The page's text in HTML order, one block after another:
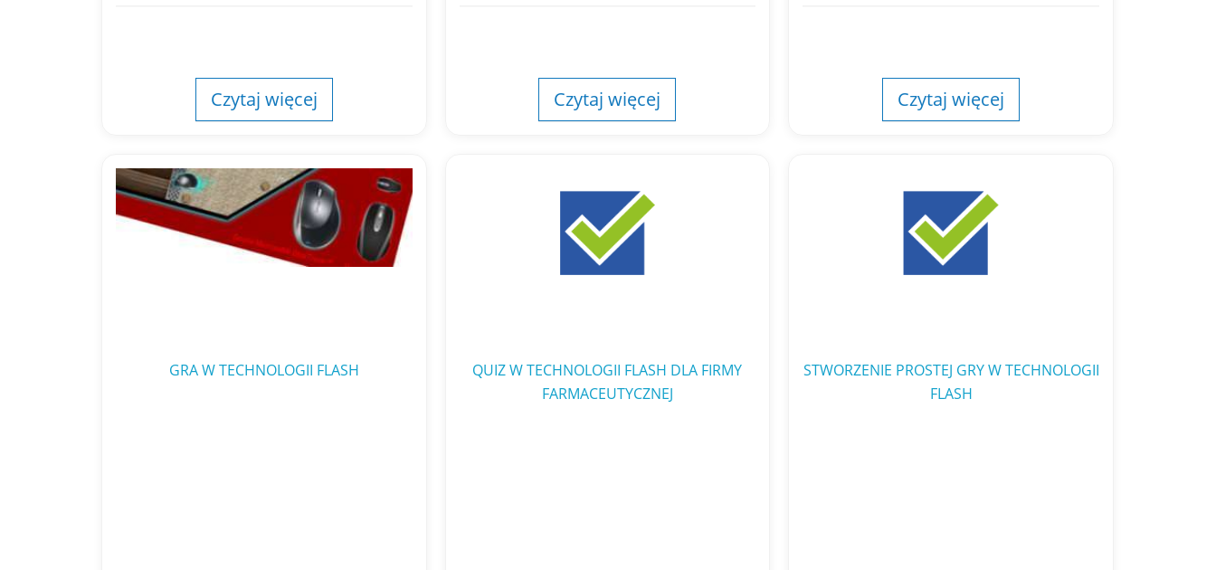
Czytaj więcej Czytaj więcej Czytaj więcej
GRA W TECHNOLOGII FLASH
QUIZ W TECHNOLOGII FLASH DLA FIRMY
FARMACEUTYCZNEJ
STWORZENIE PROSTEJ GRY W TECHNOLOGII
FLASH